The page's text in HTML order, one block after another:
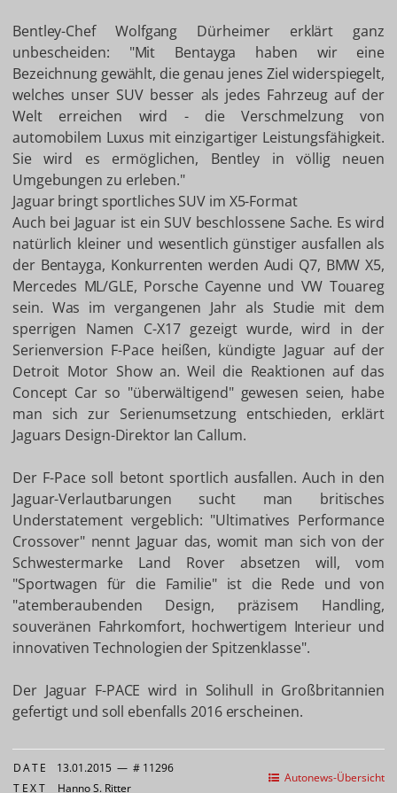
Bentley-Chef Wolfgang Dürheimer erklärt ganz
unbescheiden: "Mit Bentayga haben wir eine
Bezeichnung gewählt, die genau jenes Ziel widerspiegelt,
welches unser SUV besser als jedes Fahrzeug auf der
Welt erreichen wird - die Verschmelzung von
automobilem Luxus mit einzigartiger Leistungsfähigkeit.
Sie wird es ermöglichen, Bentley in völlig neuen
Umgebungen zu erleben."
Jaguar bringt sportliches SUV im X5-Format
Auch bei Jaguar ist ein SUV beschlossene Sache. Es wird
natürlich kleiner und wesentlich günstiger ausfallen als
der Bentayga, Konkurrenten werden Audi Q7, BMW X5,
Mercedes ML/GLE, Porsche Cayenne und VW Touareg
sein. Was im vergangenen Jahr als Studie mit dem
sperrigen Namen C-X17 gezeigt wurde, wird in der
Serienversion F-Pace heißen, kündigte Jaguar auf der
Detroit Motor Show an. Weil die Reaktionen auf das
Concept Car so "überwältigend" gewesen seien, habe
man sich zur Serienumsetzung entschieden, erklärt
Jaguars Design-Direktor Ian Callum.
Der F-Pace soll betont sportlich ausfallen. Auch in den
Jaguar-Verlautbarungen sucht man britisches
Understatement vergeblich: "Ultimatives Performance
Crossover" nennt Jaguar das, womit man sich von der
Schwestermarke Land Rover absetzen will, vom
"Sportwagen für die Familie" ist die Rede und von
"atemberaubenden Design, präzisem Handling,
souveränen Fahrkomfort, hochwertigem Interieur und
innovativen Technologien der Spitzenklasse".
Der Jaguar F-PACE wird in Solihull in Großbritannien
gefertigt und soll ebenfalls 2016 erscheinen.
Autonews-Übersicht
DATE 13.01.2015 — # 11296
TEXT Hanno S. Ritter